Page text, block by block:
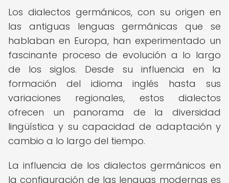
Los dialectos germánicos, con su origen en
las antiguas lenguas germánicas que se
hablaban en Europa, han experimentado un
fascinante proceso de evolución a lo largo
de los siglos. Desde su influencia en la
formación del idioma inglés hasta sus
variaciones regionales, estos dialectos
ofrecen un panorama de la diversidad
lingüística y su capacidad de adaptación y
cambio a lo largo del tiempo.
La influencia de los dialectos germánicos en
la configuración de las lenguas modernas es